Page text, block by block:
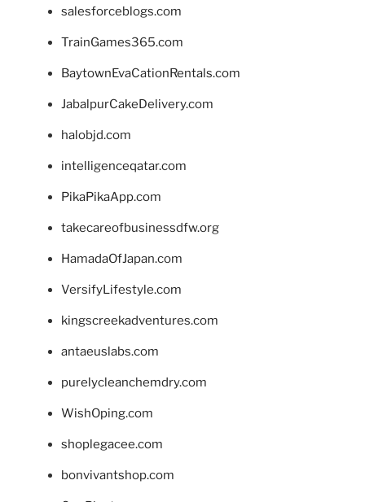
salesforceblogs.com
TrainGames365.com
BaytownEvaCationRentals.com
JabalpurCakeDelivery.com
halobjd.com
intelligenceqatar.com
PikaPikaApp.com
takecareofbusinessdfw.org
HamadaOfJapan.com
VersifyLifestyle.com
kingscreekadventures.com
antaeuslabs.com
purelycleanchemdry.com
WishOping.com
shoplegacee.com
bonvivantshop.com